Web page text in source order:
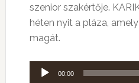
szenior szakértője.
héten nyit a pláza,
magát.
Audió
00:00